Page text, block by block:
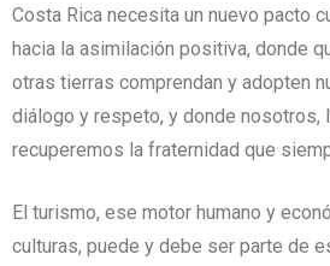
Costa Rica necesita un nuevo pacto
hacia la asimilación positiva, donde
otras tierras comprendan y adopten
diálogo y respeto, y donde nosotros,
recuperemos la fraternidad que
El turismo, ese motor humano y
culturas, puede y debe ser parte de